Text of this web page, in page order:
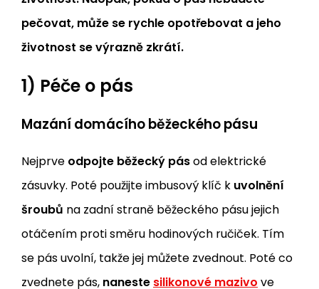
pečovat, může se rychle opotřebovat a jeho
životnost se výrazně zkrátí.
1) Péče o pás
Mazání domácího běžeckého pásu
Nejprve odpojte běžecký pásod elektrické
zásuvky. Poté použijte imbusový klíč k uvolnění
šroubů na zadní straně běžeckého pásu jejich
otáčením proti směru hodinových ručiček. Tím
se pás uvolní, takže jej můžete zvednout. Poté co
zvednete pás, naneste silikonové mazivo ve